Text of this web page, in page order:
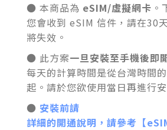
● 本商品為 eSIM/虛擬網卡
您會收到 eSIM 信件，請在30
將失效。
● 此方案一旦安裝至手機後即
每天的計算時間是從台灣時間
起。請於您欲使用當日再進行安
● 安裝前請
詳細的開通說明，請參考【